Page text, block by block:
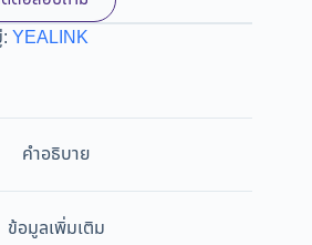
YEALINK
คำอธิบาย
ข้อมูลเพิ่มเติม